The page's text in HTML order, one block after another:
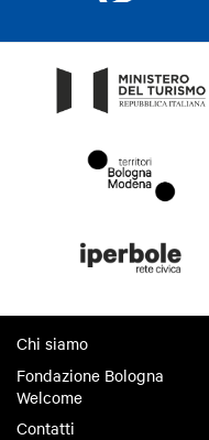
Chi siamo
Fondazione Bologna
Welcome
Contatti